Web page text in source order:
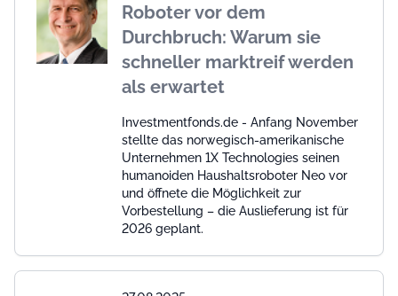
Roboter vor dem
Durchbruch: Warum sie
schneller marktreif werden
als erwartet
Investmentfonds.de - Anfang November
stellte das norwegisch-amerikanische
Unternehmen 1X Technologies seinen
humanoiden Haushaltsroboter Neo vor
und öffnete die Möglichkeit zur
Vorbestellung – die Auslieferung ist für
2026 geplant.